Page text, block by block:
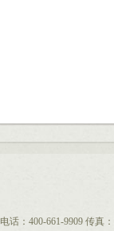
电话：400-661-9909 传真